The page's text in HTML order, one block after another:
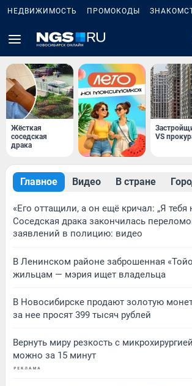
НЕДВИЖИМОСТЬ ПРОМОКОДЫ
Жёсткая
соседская
драка
VS
Главное Видео В стране
«Его оттащили, а он ещё кричал: „Я тебя
Соседская драка закончилась
заявлений в полицию: видео
В Ленинском районе заброшенная
жильцам — мэрия ищет владельца
В Новосибирске продают золотую
за нее просят 399 тысяч рублей
Вернуть миру резкость с
можно за 15 минут